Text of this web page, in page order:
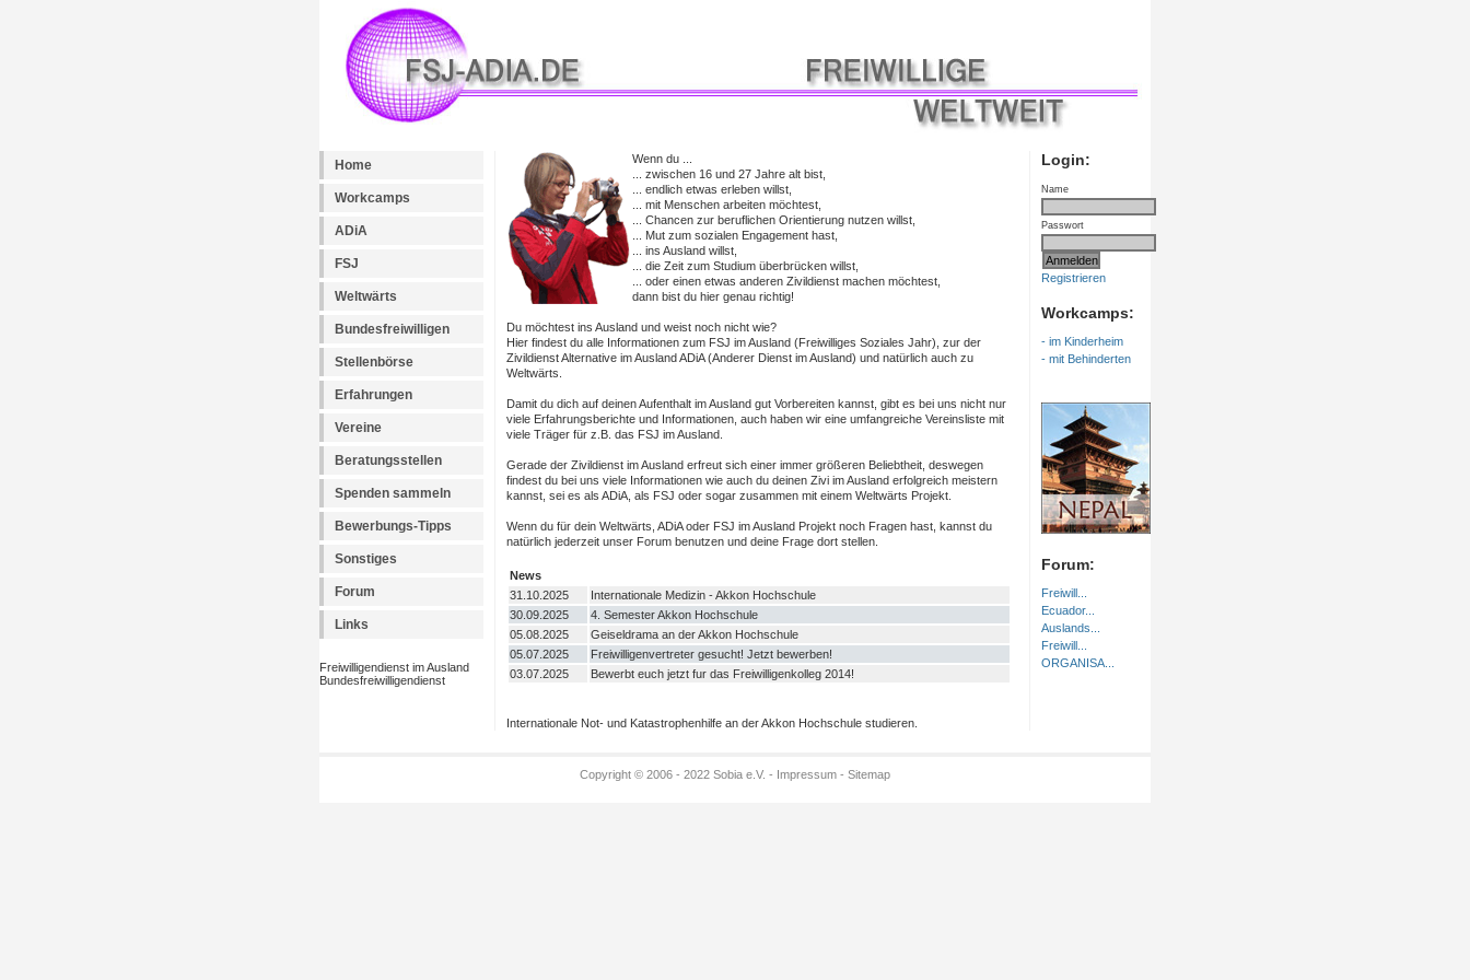
Home
Workcamps
ADiA
FSJ
Weltwärts
Bundesfreiwilligen
Stellenbörse
Erfahrungen
Vereine
Beratungsstellen
Spenden sammeln
Bewerbungs-Tipps
Sonstiges
Forum
Links
Freiwilligendienst im Ausland
Bundesfreiwilligendienst
Login:
Name
Passwort
Registrieren
Workcamps:
- im Kinderheim
- mit Behinderten
Forum:
Freiwill...
Ecuador...
Auslands...
Freiwill...
ORGANISA...
Wenn du ...
... zwischen 16 und 27 Jahre alt bist,
... endlich etwas erleben willst,
... mit Menschen arbeiten möchtest,
... Chancen zur beruflichen Orientierung nutzen willst,
... Mut zum sozialen Engagement hast,
... ins Ausland willst,
... die Zeit zum Studium überbrücken willst,
... oder einen etwas anderen Zivildienst machen möchtest,
dann bist du hier genau richtig!
Du möchtest ins Ausland und weist noch nicht wie?
Hier findest du alle Informationen zum FSJ im Ausland (Freiwilliges Soziales Jahr), zur der
Zivildienst Alternative im Ausland ADiA (Anderer Dienst im Ausland) und natürlich auch zu
Weltwärts.
Damit du dich auf deinen Aufenthalt im Ausland gut Vorbereiten kannst, gibt es bei uns nicht nur
viele Erfahrungsberichte und Informationen, auch haben wir eine umfangreiche Vereinsliste mit
viele Träger für z.B. das FSJ im Ausland.
Gerade der Zivildienst im Ausland erfreut sich einer immer größeren Beliebtheit, deswegen
findest du bei uns viele Informationen wie auch du deinen Zivi im Ausland erfolgreich meistern
kannst, sei es als ADiA, als FSJ oder sogar zusammen mit einem Weltwärts Projekt.
Wenn du für dein Weltwärts, ADiA oder FSJ im Ausland Projekt noch Fragen hast, kannst du
natürlich jederzeit unser Forum benutzen und deine Frage dort stellen.
News
31.10.2025
Internationale Medizin - Akkon Hochschule
30.09.2025
4. Semester Akkon Hochschule
05.08.2025
Geiseldrama an der Akkon Hochschule
05.07.2025
Freiwilligenvertreter gesucht! Jetzt bewerben!
03.07.2025
Bewerbt euch jetzt fur das Freiwilligenkolleg 2014!
Internationale Not- und Katastrophenhilfe an der Akkon Hochschule studieren.
Copyright © 2006 - 2022 Sobia e.V. - Impressum - Sitemap